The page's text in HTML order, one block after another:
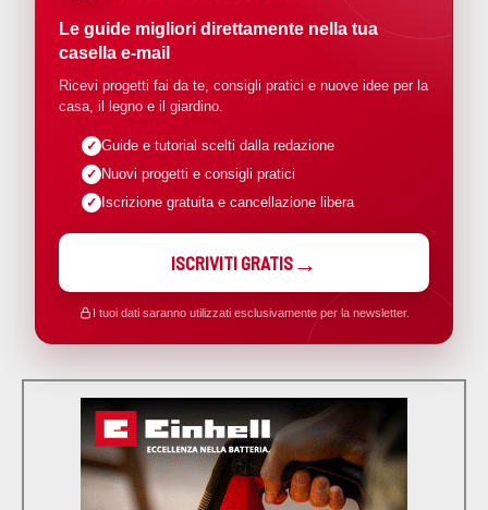
Le guide migliori direttamente nella tua
casella e-mail
Ricevi progetti fai da te, consigli pratici e nuove idee per la
casa, il legno e il giardino.
Guide e tutorial scelti dalla redazione
Nuovi progetti e consigli pratici
Iscrizione gratuita e cancellazione libera
ISCRIVITI GRATIS
I tuoi dati saranno utilizzati esclusivamente per la newsletter.